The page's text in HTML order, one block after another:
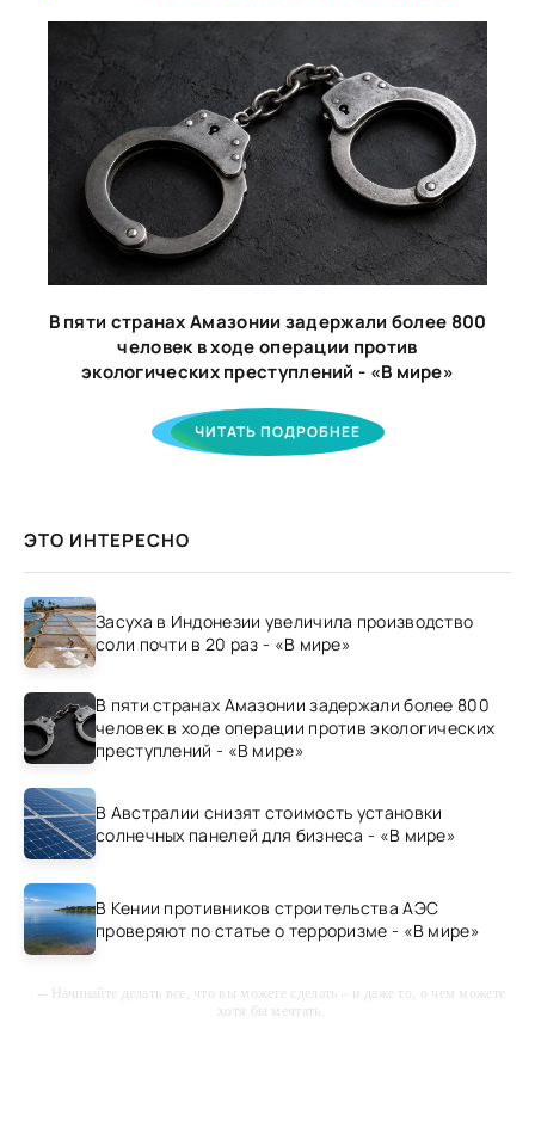
В пяти странах Амазонии задержали более 800
человек в ходе операции против
экологических преступлений - «В мире»
ЧИТАТЬ ПОДРОБНЕЕ
ЭТО ИНТЕРЕСНО
Засуха в Индонезии увеличила производство
соли почти в 20 раз - «В мире»
В пяти странах Амазонии задержали более 800
человек в ходе операции против экологических
преступлений - «В мире»
В Австралии снизят стоимость установки
солнечных панелей для бизнеса - «В мире»
В Кении противников строительства АЭС
проверяют по статье о терроризме - «В мире»
-- Начинайте делать все, что вы можете сделать – и даже то, о чем можете
хотя бы мечтать.